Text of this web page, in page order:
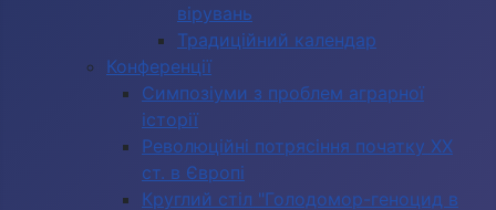
вірувань
Традиційний календар
Конференції
Симпозіуми з проблем аграрної
історії
Революційні потрясіння початку ХХ
ст. в Європі
Круглий стіл "Голодомор-геноцид в